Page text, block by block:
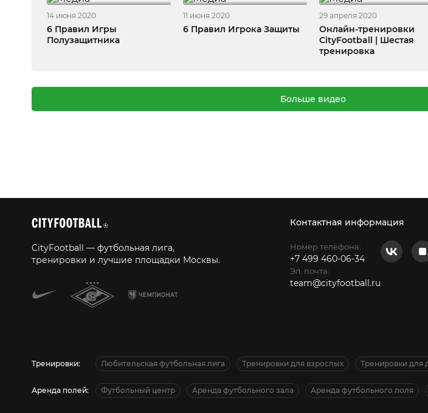
14 июня 2020
6 Правил Игры
Полузащитника
11 июня 2020
6 Правил Игрока Защиты
29 апреля 2020
Онлайн-тренировки
CityFootball | Шестая
тренировка
Больше видео
CityFootball — футбольная лига,
тренировки и лучшие площадки Москвы.
Контактная информация
Номер телефона:
+7 499 460-06-34
Эл. почта:
team@cityfootball.ru
Тренировки: Любительская футбольная лига Тренировки для взрослых Тренировки для
Аренда полей: Футбольный центр Аренда футбольного зала Аренда футбольного поля